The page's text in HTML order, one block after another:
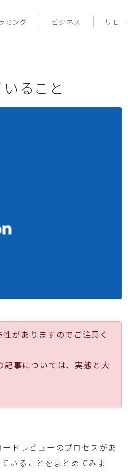
ミング ビジネス リモ
ること
がありますのでご注意く
事については、実態と大
ドレビューのプロセスがあ
いることをまとめてみま